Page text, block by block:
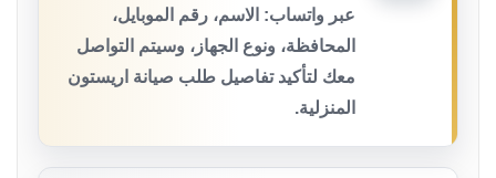
عبر واتساب: الاسم، رقم الموبايل،
المحافظة، ونوع الجهاز، وسيتم التواصل
معك لتأكيد تفاصيل طلب صيانة اريستون
المنزلية.